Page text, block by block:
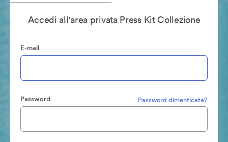
Accedi all'area privata Press Kit Collezione
E-mail
Password Password dimenticata?